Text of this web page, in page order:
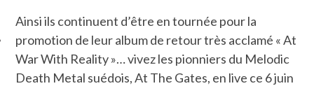
Ainsi ils continuent d’être en tournée pour la
promotion de leur album de retour très acclamé « At
War With Reality »… vivez les pionniers du Melodic
Death Metal suédois, At The Gates, en live ce 6 juin